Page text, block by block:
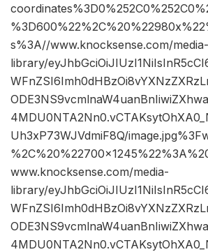
s%3A//www.knocksense.com/media-
library/
Uh3xP73WJVdmiF8Q/
www.knocksense.com/media-
library/